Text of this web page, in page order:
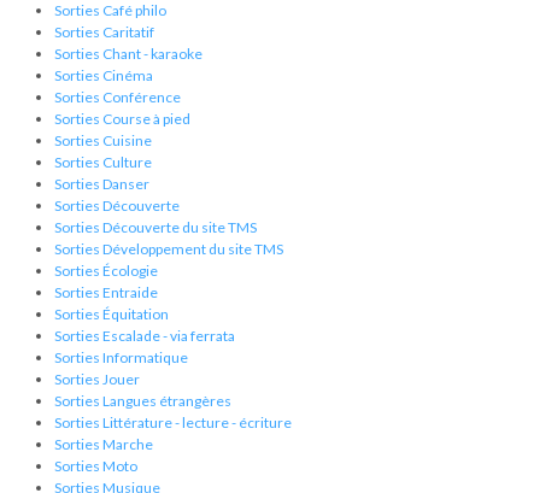
Sorties Café philo
Sorties Caritatif
Sorties Chant - karaoke
Sorties Cinéma
Sorties Conférence
Sorties Course à pied
Sorties Cuisine
Sorties Culture
Sorties Danser
Sorties Découverte
Sorties Découverte du site TMS
Sorties Développement du site TMS
Sorties Écologie
Sorties Entraide
Sorties Équitation
Sorties Escalade - via ferrata
Sorties Informatique
Sorties Jouer
Sorties Langues étrangères
Sorties Littérature - lecture - écriture
Sorties Marche
Sorties Moto
Sorties Musique